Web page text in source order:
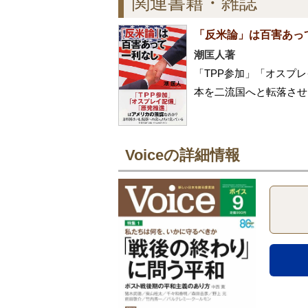
「反米論」は百害あ
潮匡人著
「TPP参加」「オスプ
本を二流国へと転落さ
Voiceの詳細情報